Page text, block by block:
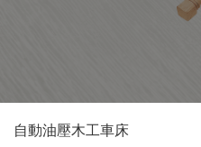
自動油壓木工車床